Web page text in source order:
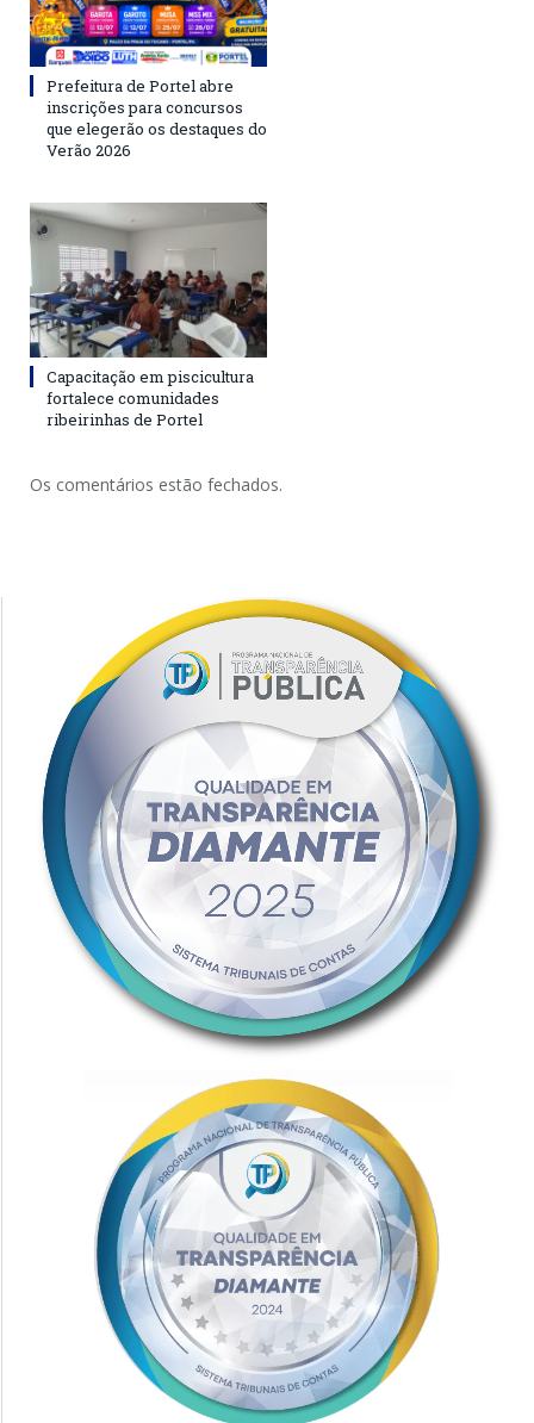
Prefeitura de Portel abre
inscrições para concursos
que elegerão os destaques do
Verão 2026
Capacitação em piscicultura
fortalece comunidades
ribeirinhas de Portel
Os comentários estão fechados.